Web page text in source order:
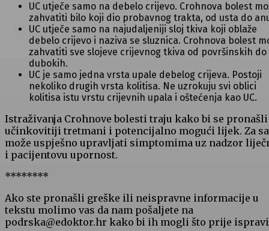
UC utječe samo na debelo crijevo. Crohnova bolest
zahvatiti bilo koji dio probavnog trakta, od usta do
UC utječe samo na najudaljeniji sloj tkiva koji oblaže
debelo crijevo i naziva se sluznica. Crohnova bolest
zahvatiti sve slojeve crijevnog tkiva od površinskih do
dubokih.
UC je samo jedna vrsta upale debelog crijeva. Postoji
nekoliko drugih vrsta kolitisa. Ne uzrokuju svi oblici
kolitisa istu vrstu crijevnih upala i oštećenja kao UC.
Istraživanja Crohnove bolesti traju kako bi se pronašli
učinkovitiji tretmani i potencijalno mogući lijek. Za
može uspješno upravljati simptomima uz nadzor
i pacijentovu upornost.
********
Ako ste pronašli greške ili neispravne informacije u
tekstu molimo vas da nam pošaljete na
podrska@edoktor.hr kako bi ih mogli što prije